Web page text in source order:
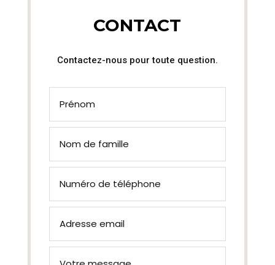
CONTACT
Contactez-nous pour toute question.